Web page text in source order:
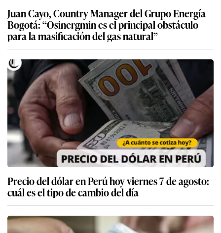
Juan Cayo, Country Manager del Grupo Energía
Bogotá: “Osinergmin es el principal obstáculo
para la masificación del gas natural”
Precio del dólar en Perú hoy viernes 7 de agosto:
cuál es el tipo de cambio del día